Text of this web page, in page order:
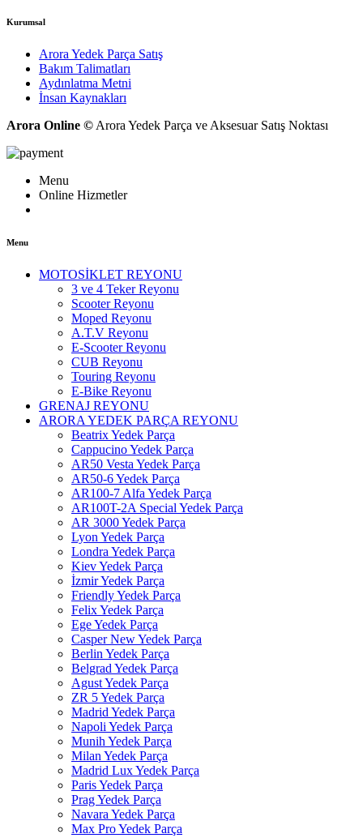
Kurumsal
Arora Yedek Parça Satış
Bakım Talimatları
Aydınlatma Metni
İnsan Kaynakları
Arora Online © Arora Yedek Parça ve Aksesuar Satış Noktası
Menu
Online Hizmetler
Menu
MOTOSİKLET REYONU
3 ve 4 Teker Reyonu
Scooter Reyonu
Moped Reyonu
A.T.V Reyonu
E-Scooter Reyonu
CUB Reyonu
Touring Reyonu
E-Bike Reyonu
GRENAJ REYONU
ARORA YEDEK PARÇA REYONU
Beatrix Yedek Parça
Cappucino Yedek Parça
AR50 Vesta Yedek Parça
AR50-6 Yedek Parça
AR100-7 Alfa Yedek Parça
AR100T-2A Special Yedek Parça
AR 3000 Yedek Parça
Lyon Yedek Parça
Londra Yedek Parça
Kiev Yedek Parça
İzmir Yedek Parça
Friendly Yedek Parça
Felix Yedek Parça
Ege Yedek Parça
Casper New Yedek Parça
Berlin Yedek Parça
Belgrad Yedek Parça
Agust Yedek Parça
ZR 5 Yedek Parça
Madrid Yedek Parça
Napoli Yedek Parça
Munih Yedek Parça
Milan Yedek Parça
Madrid Lux Yedek Parça
Paris Yedek Parça
Prag Yedek Parça
Navara Yedek Parça
Max Pro Yedek Parça